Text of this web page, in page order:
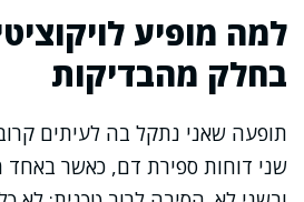
בחלק מהבדיקות
תופעה שאני נתקל בה לעיתים